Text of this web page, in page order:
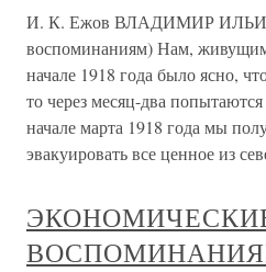
И. К. Ежов ВЛАДИМИР
воспоминаниям) Нам,
начале 1918 года было ясно,
то через месяц-два
начале марта 1918 года мы
эвакуировать все ценное из